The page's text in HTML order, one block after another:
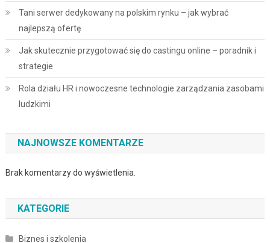
Tani serwer dedykowany na polskim rynku – jak wybrać
najlepszą ofertę
Jak skutecznie przygotować się do castingu online – poradnik i
strategie
Rola działu HR i nowoczesne technologie zarządzania zasobami
ludzkimi
NAJNOWSZE KOMENTARZE
Brak komentarzy do wyświetlenia.
KATEGORIE
Biznes i szkolenia